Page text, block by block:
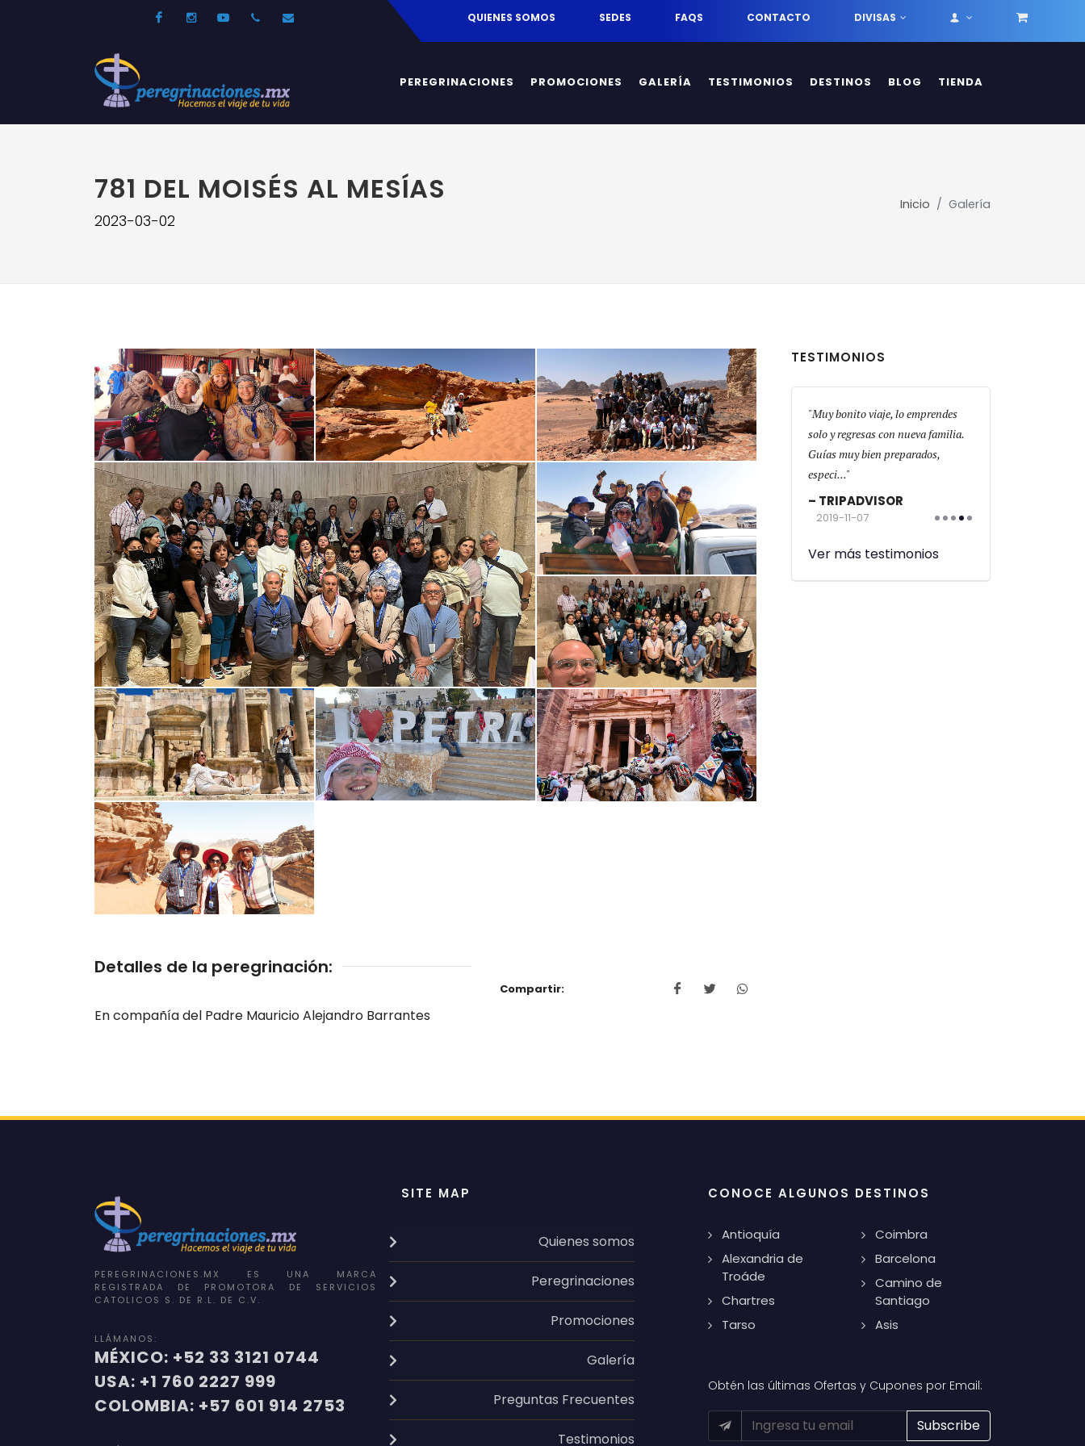
FacebookInstagramYoutube52 33 31210744info@peregrinaciones.mx QUIENES SOMOS SEDES FAQS CONTACTO DIVISAS
PEREGRINACIONES PROMOCIONES GALERÍA TESTIMONIOS DESTINOS BLOG TIENDA
781 DEL MOISÉS AL MESÍAS
2023-03-02
Inicio Galería
Detalles de la peregrinación:
En compañía del Padre Mauricio Alejandro Barrantes
Compartir:
TESTIMONIOS
El gran viaje de mi vida, que la
cambiado espiritualmente y
física,Retiro Espiritual, siguiendo
las...
TRIPADVISOR
2019-10-18
Hacer un viaje con
Peregrinaciones.mx es una
experiencia inolvidable . Excelentes
guías , hoteles y...
TRIPADVISOR
2019-11-14
Excelente empresa, muy bien
organizados y todo lo que ofrecen
lo cumplen, su Director es un gran
lí...
TRIPADVISOR
2019-11-10
Increíble viaje con
Perrgrinaciones.mx hoteles muy
buenos! GUIA estupendo y
fabuloso itinerario! Li...
TRIPADVISOR
2019-11-09
Muy bonito viaje, lo emprendes
solo y regresas con nueva familia.
Guías muy bien preparados,
especi...
TRIPADVISOR
2019-11-07
Ver más testimonios
PEREGRINACIONES.MX ES UNA MARCA
REGISTRADA DE PROMOTORA DE SERVICIOS
CATOLICOS S. DE R.L. DE C.V.
LLÁMANOS:
MÉXICO: +52 33 3121 0744
USA: +1 760 2227 999
COLOMBIA: +57 601 914 2753
SITE MAP
Quienes somos
Peregrinaciones
Promociones
Galería
Preguntas Frecuentes
Testimonios
CONOCE ALGUNOS DESTINOS
Antioquía
Alexandria de
Troáde
Chartres
Tarso
Coimbra
Barcelona
Camino de
Santiago
Asis
Obtén las últimas Ofertas y Cupones por Email: